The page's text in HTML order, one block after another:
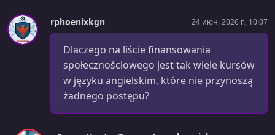
rphoenixkgn 24 июн. 2026 г., 10:07
Dlaczego na liście finansowania
społecznościowego jest tak wiele kursów
w języku angielskim, które nie przynoszą
żadnego postępu?